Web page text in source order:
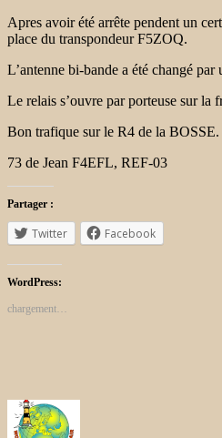
Apres avoir été arrête pendent un
place du transpondeur F5ZOQ.
L’antenne bi-bande a été changé
Le relais s’ouvre par porteuse sur la
Bon trafique sur le R4 de la BOSSE.
73 de Jean F4EFL, REF-03
Partager :
Twitter Facebook
WordPress:
chargement…